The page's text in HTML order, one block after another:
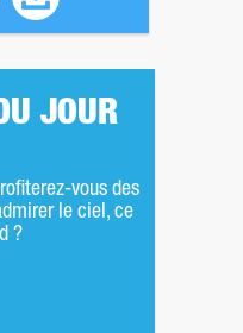
JOUR
vous des
le ciel, ce
?